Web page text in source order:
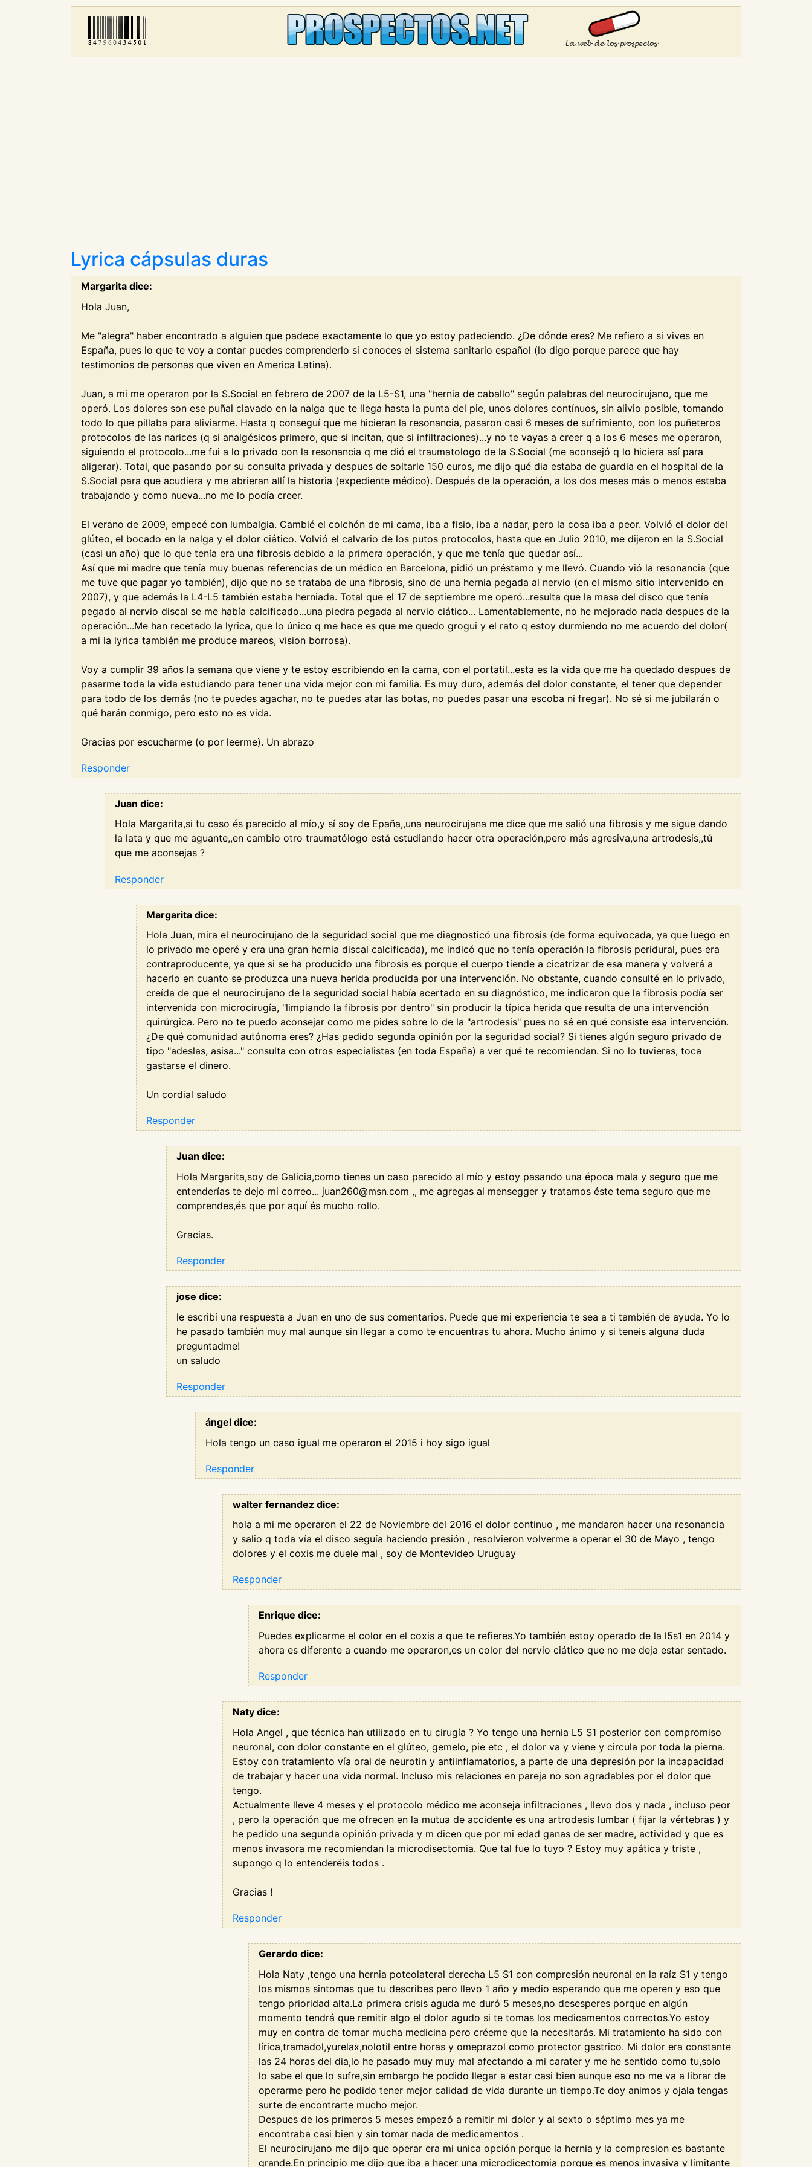
Lyrica cápsulas duras
Margarita dice:
Hola Juan,
Me "alegra" haber encontrado a alguien que padece exactamente lo que yo estoy padeciendo. ¿De dónde eres? Me refiero a si vives en
España, pues lo que te voy a contar puedes comprenderlo si conoces el sistema sanitario español (lo digo porque parece que hay
testimonios de personas que viven en America Latina).
Juan, a mi me operaron por la S.Social en febrero de 2007 de la L5-S1, una "hernia de caballo" según palabras del neurocirujano, que me
operó. Los dolores son ese puñal clavado en la nalga que te llega hasta la punta del pie, unos dolores contínuos, sin alivio posible, tomando
todo lo que pillaba para aliviarme. Hasta q conseguí que me hicieran la resonancia, pasaron casi 6 meses de sufrimiento, con los puñeteros
protocolos de las narices (q si analgésicos primero, que si incitan, que si infiltraciones)...y no te vayas a creer q a los 6 meses me operaron,
siguiendo el protocolo...me fui a lo privado con la resonancia q me dió el traumatologo de la S.Social (me aconsejó q lo hiciera así para
aligerar). Total, que pasando por su consulta privada y despues de soltarle 150 euros, me dijo qué dia estaba de guardia en el hospital de la
S.Social para que acudiera y me abrieran allí la historia (expediente médico). Después de la operación, a los dos meses más o menos estaba
trabajando y como nueva...no me lo podía creer.
El verano de 2009, empecé con lumbalgia. Cambié el colchón de mi cama, iba a fisio, iba a nadar, pero la cosa iba a peor. Volvió el dolor del
glúteo, el bocado en la nalga y el dolor ciático. Volvió el calvario de los putos protocolos, hasta que en Julio 2010, me dijeron en la S.Social
(casi un año) que lo que tenía era una fibrosis debido a la primera operación, y que me tenía que quedar así...
Así que mi madre que tenía muy buenas referencias de un médico en Barcelona, pidió un préstamo y me llevó. Cuando vió la resonancia (que
me tuve que pagar yo también), dijo que no se trataba de una fibrosis, sino de una hernia pegada al nervio (en el mismo sitio intervenido en
2007), y que además la L4-L5 también estaba herniada. Total que el 17 de septiembre me operó...resulta que la masa del disco que tenía
pegado al nervio discal se me había calcificado...una piedra pegada al nervio ciático... Lamentablemente, no he mejorado nada despues de la
operación...Me han recetado la lyrica, que lo único q me hace es que me quedo grogui y el rato q estoy durmiendo no me acuerdo del dolor(
a mi la lyrica también me produce mareos, vision borrosa).
Voy a cumplir 39 años la semana que viene y te estoy escribiendo en la cama, con el portatil...esta es la vida que me ha quedado despues de
pasarme toda la vida estudiando para tener una vida mejor con mi familia. Es muy duro, además del dolor constante, el tener que depender
para todo de los demás (no te puedes agachar, no te puedes atar las botas, no puedes pasar una escoba ni fregar). No sé si me jubilarán o
qué harán conmigo, pero esto no es vida.
Gracias por escucharme (o por leerme). Un abrazo
Responder
Juan dice:
Hola Margarita,si tu caso és parecido al mío,y sí soy de Epaña,,una neurocirujana me dice que me salió una fibrosis y me sigue dando
la lata y que me aguante,,en cambio otro traumatólogo está estudiando hacer otra operación,pero más agresiva,una artrodesis,,tú
que me aconsejas ?
Responder
Margarita dice:
Hola Juan, mira el neurocirujano de la seguridad social que me diagnosticó una fibrosis (de forma equivocada, ya que luego en
lo privado me operé y era una gran hernia discal calcificada), me indicó que no tenía operación la fibrosis peridural, pues era
contraproducente, ya que si se ha producido una fibrosis es porque el cuerpo tiende a cicatrizar de esa manera y volverá a
hacerlo en cuanto se produzca una nueva herida producida por una intervención. No obstante, cuando consulté en lo privado,
creída de que el neurocirujano de la seguridad social había acertado en su diagnóstico, me indicaron que la fibrosis podía ser
intervenida con microcirugía, "limpiando la fibrosis por dentro" sin producir la típica herida que resulta de una intervención
quirúrgica. Pero no te puedo aconsejar como me pides sobre lo de la "artrodesis" pues no sé en qué consiste esa intervención.
¿De qué comunidad autónoma eres? ¿Has pedido segunda opinión por la seguridad social? Si tienes algún seguro privado de
tipo "adeslas, asisa..." consulta con otros especialistas (en toda España) a ver qué te recomiendan. Si no lo tuvieras, toca
gastarse el dinero.
Un cordial saludo
Responder
Juan dice:
Hola Margarita,soy de Galicia,como tienes un caso parecido al mío y estoy pasando una época mala y seguro que me
entenderías te dejo mi correo... juan260@msn.com ,, me agregas al mensegger y tratamos éste tema seguro que me
comprendes,és que por aquí és mucho rollo.
Gracias.
Responder
jose dice:
le escribí una respuesta a Juan en uno de sus comentarios. Puede que mi experiencia te sea a ti también de ayuda. Yo lo
he pasado también muy mal aunque sin llegar a como te encuentras tu ahora. Mucho ánimo y si teneis alguna duda
preguntadme!
un saludo
Responder
ángel dice:
Hola tengo un caso igual me operaron el 2015 i hoy sigo igual
Responder
walter fernandez dice:
hola a mi me operaron el 22 de Noviembre del 2016 el dolor continuo , me mandaron hacer una resonancia
y salio q toda vía el disco seguía haciendo presión , resolvieron volverme a operar el 30 de Mayo , tengo
dolores y el coxis me duele mal , soy de Montevideo Uruguay
Responder
Enrique dice:
Puedes explicarme el color en el coxis a que te refieres.Yo también estoy operado de la l5s1 en 2014 y
ahora es diferente a cuando me operaron,es un color del nervio ciático que no me deja estar sentado.
Responder
Naty dice:
Hola Angel , que técnica han utilizado en tu cirugía ? Yo tengo una hernia L5 S1 posterior con compromiso
neuronal, con dolor constante en el glúteo, gemelo, pie etc , el dolor va y viene y circula por toda la pierna.
Estoy con tratamiento vía oral de neurotin y antiinflamatorios, a parte de una depresión por la incapacidad
de trabajar y hacer una vida normal. Incluso mis relaciones en pareja no son agradables por el dolor que
tengo.
Actualmente lleve 4 meses y el protocolo médico me aconseja infiltraciones , llevo dos y nada , incluso peor
, pero la operación que me ofrecen en la mutua de accidente es una artrodesis lumbar ( fijar la vértebras ) y
he pedido una segunda opinión privada y m dicen que por mi edad ganas de ser madre, actividad y que es
menos invasora me recomiendan la microdisectomia. Que tal fue lo tuyo ? Estoy muy apática y triste ,
supongo q lo entenderéis todos .
Gracias !
Responder
Gerardo dice:
Hola Naty ,tengo una hernia poteolateral derecha L5 S1 con compresión neuronal en la raíz S1 y tengo
los mismos sintomas que tu describes pero llevo 1 año y medio esperando que me operen y eso que
tengo prioridad alta.La primera crisis aguda me duró 5 meses,no desesperes porque en algún
momento tendrá que remitir algo el dolor agudo si te tomas los medicamentos correctos.Yo estoy
muy en contra de tomar mucha medicina pero créeme que la necesitarás. Mi tratamiento ha sido con
lírica,tramadol,yurelax,nolotil entre horas y omeprazol como protector gastrico. Mi dolor era constante
las 24 horas del dia,lo he pasado muy muy mal afectando a mi carater y me he sentido como tu,solo
lo sabe el que lo sufre,sin embargo he podido llegar a estar casi bien aunque eso no me va a librar de
operarme pero he podido tener mejor calidad de vida durante un tiempo.Te doy animos y ojala tengas
surte de encontrarte mucho mejor.
Despues de los primeros 5 meses empezó a remitir mi dolor y al sexto o séptimo mes ya me
encontraba casi bien y sin tomar nada de medicamentos .
El neurocirujano me dijo que operar era mi unica opción porque la hernia y la compresion es bastante
grande.En principio me dijo que iba a hacer una microdicectomia porque es menos invasiva y limitante